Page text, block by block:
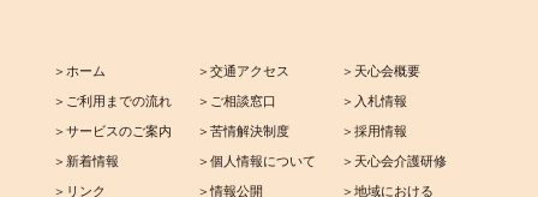
＞ホーム
＞ご利用までの流れ
＞サービスのご案内
＞新着情報
＞リンク
＞交通アクセス
＞ご相談窓口
＞苦情解決制度
＞個人情報について
＞情報公開
＞天心会概要
＞入札情報
＞採用情報
＞天心会介護研修
＞地域における